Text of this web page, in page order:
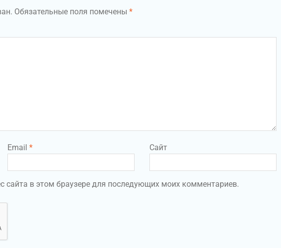
Обязательные поля помечены *
Email * Сайт
сайта в этом браузере для последующих моих комментариев.